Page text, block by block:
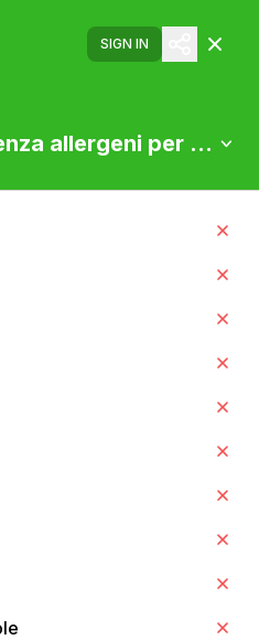
SIGN IN
allergeni per una